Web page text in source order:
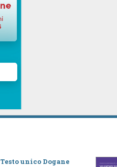
Testo unico Dogane